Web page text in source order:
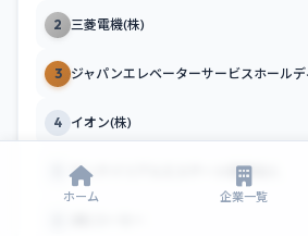
2 三菱電機(株)
3 ジャパンエレベーターサービスホール
4 イオン(株)
サンケイリアルエステート投資法人
ホーム 企業一覧